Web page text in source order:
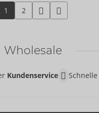
1 2
Wholesale
Kundenservice Schnelle